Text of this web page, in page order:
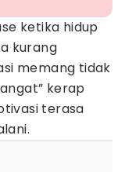
ketika hidup
kurang
memang tidak
kerap
terasa